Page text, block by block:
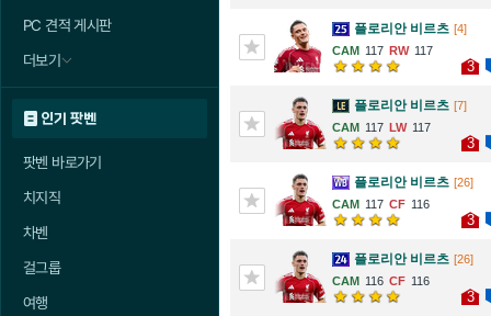
PC 견적 게시판
더보기
인기 팟벤
팟벤 바로가기
치지직
차벤
걸그룹
여행
플로리안 비르츠 [4]
117
117
3
플로리안 비르츠 [7]
117
117
3
플로리안 비르츠 [26]
117
116
3
플로리안 비르츠 [26]
116
116
3